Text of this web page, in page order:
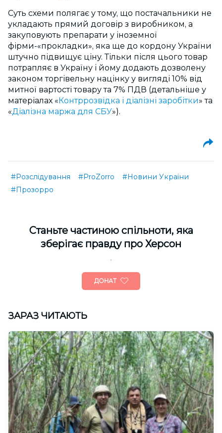
Суть схеми полягає у тому, що постачальники не
укладають прямий договір з виробником, а
закуповують препарати у іноземної
фірми-«прокладки», яка ще до кордону України
штучно підвищує ціну. Тільки після цього товар
потрапляє в Україну і йому додають дозволену
законом торгівельну націнку у вигляді 10% від
митної вартості товару та 7% ПДВ (детальніше у
матеріалах « Контррозвідка і діалізні заробітки» та
«Діалізна маржа для СБУ»).
#Розслідування #ProZorro
#Новини України
#Прозорро
Cтаньте частиною спільноти, яка
зберігає правду про Херсон
ДОНАТ
ЗАРАЗ ЧИТАЮТЬ